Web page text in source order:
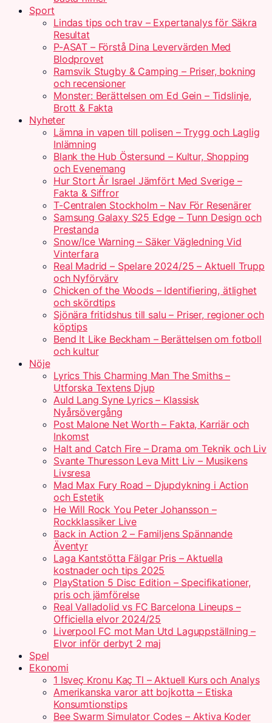
Sport
Lindas tips och trav – Expertanalys för Säkra
Resultat
P-ASAT – Förstå Dina Levervärden Med
Blodprovet
Ramsvik Stugby & Camping – Priser, bokning
och recensioner
Monster: Berättelsen om Ed Gein – Tidslinje,
Brott & Fakta
Nyheter
Lämna in vapen till polisen – Trygg och Laglig
Inlämning
Blank the Hub Östersund – Kultur, Shopping
och Evenemang
Hur Stort Är Israel Jämfört Med Sverige –
Fakta & Siffror
T-Centralen Stockholm – Nav För Resenärer
Samsung Galaxy S25 Edge – Tunn Design och
Prestanda
Snow/Ice Warning – Säker Vägledning Vid
Vinterfara
Real Madrid – Spelare 2024/25 – Aktuell Trupp
och Nyförvärv
Chicken of the Woods – Identifiering, ätlighet
och skördtips
Sjönära fritidshus till salu – Priser, regioner och
köptips
Bend It Like Beckham – Berättelsen om fotboll
och kultur
Nöje
Lyrics This Charming Man The Smiths –
Utforska Textens Djup
Auld Lang Syne Lyrics – Klassisk
Nyårsövergång
Post Malone Net Worth – Fakta, Karriär och
Inkomst
Halt and Catch Fire – Drama om Teknik och Liv
Svante Thuresson Leva Mitt Liv – Musikens
Livsresa
Mad Max Fury Road – Djupdykning i Action
och Estetik
He Will Rock You Peter Johansson –
Rockklassiker Live
Back in Action 2 – Familjens Spännande
Äventyr
Laga Kantstötta Fälgar Pris – Aktuella
kostnader och tips 2025
PlayStation 5 Disc Edition – Specifikationer,
pris och jämförelse
Real Valladolid vs FC Barcelona Lineups –
Officiella elvor 2024/25
Liverpool FC mot Man Utd Laguppställning –
Elvor inför derbyt 2 maj
Spel
Ekonomi
1 Isveç Kronu Kaç Tl – Aktuell Kurs och Analys
Amerikanska varor att bojkotta – Etiska
Konsumtionstips
Bee Swarm Simulator Codes – Aktiva Koder